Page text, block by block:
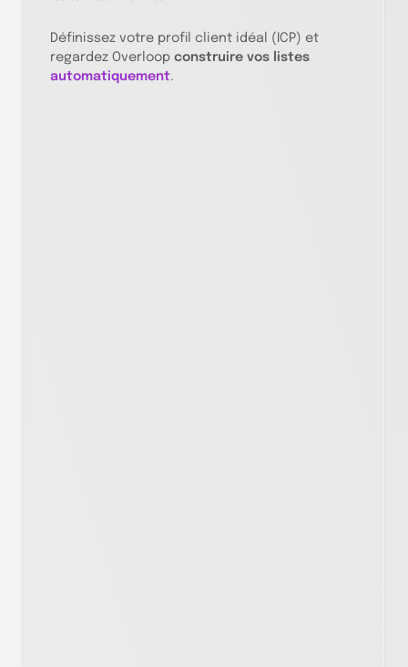
Définissez votre profil client idéal (ICP) et
regardez Overloopconstruire vos listes
automatiquement.
Chaque e-mail est écrit à partir de zéro,
entièrement personnalisé des deux côtés :
leur contexte, votre voix.